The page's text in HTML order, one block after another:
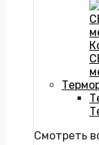
Смотреть